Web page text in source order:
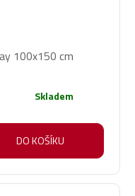
100x150 cm
Skladem
DO KOŠÍKU